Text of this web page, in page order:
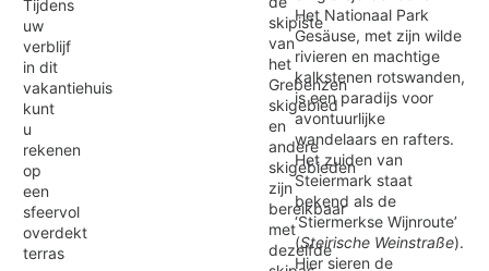
Tijdens
uw
verblijf
in dit
vakantiehuis
kunt
u
rekenen
op
een
sfeervol
overdekt
terras
skipiste
van
het
Grebenzen
skigebied
en
andere
skigebieden
zijn
bereikbaar
met
dezelfde
Het Nationaal Park
Gesäuse, met zijn wilde
rivieren en machtige
kalkstenen rotswanden,
is een paradijs voor
avontuurlijke
wandelaars en rafters.
Het zuiden van
Steiermark staat
bekend als de
‘Stiermerkse Wijnroute’
(Steirische Weinstraße).
Hier sieren de